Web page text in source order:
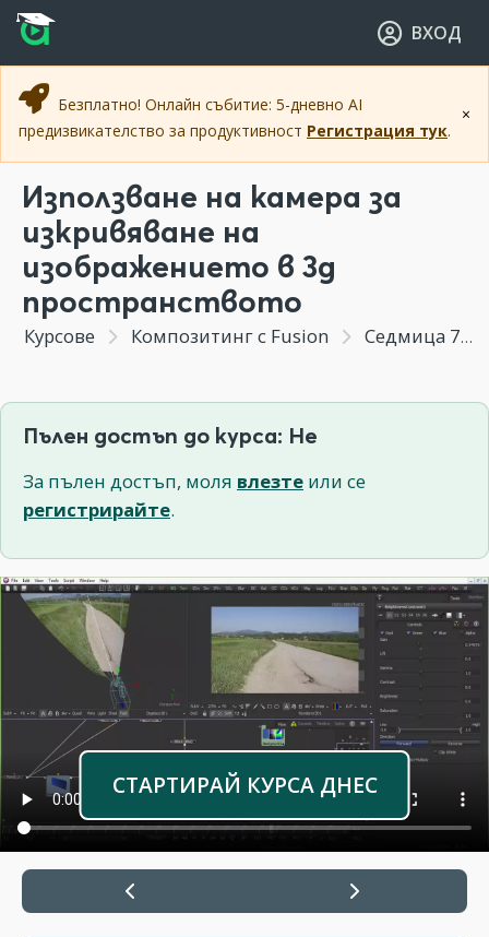
Прескочи към основното съдържание
Прескочи към навигацията
ВХОД
×
Безплатно! Онлайн събитие: 5-дневно AI
предизвикателство за продуктивност Регистрация тук.
Използване на камера за
изкривяване на
изображението в 3д
пространството
Курсове Композитинг с Fusion Седмица 7 - Създаване на псевдо 3д пространство от статична картинка. Изрязване по зелено.
Пълен достъп до курса: Не
За пълен достъп, моля влезте или се
регистрирайте.
СТАРТИРАЙ КУРСА ДНЕС